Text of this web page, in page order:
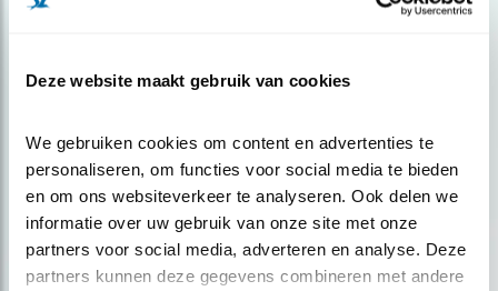
Deze website maakt gebruik van cookies
We gebruiken cookies om content en advertenties te
personaliseren, om functies voor social media te bieden
en om ons websiteverkeer te analyseren. Ook delen we
informatie over uw gebruik van onze site met onze
partners voor social media, adverteren en analyse. Deze
partners kunnen deze gegevens combineren met andere
over vogels en activiteiten van Vogelbescherming.